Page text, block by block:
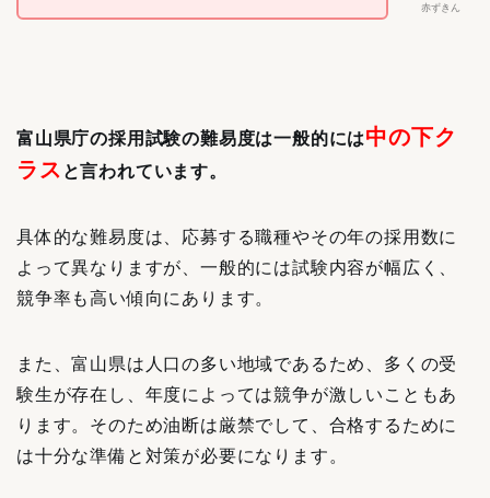
赤ずきん
富山県庁の採用試験の難易度は一般的には中の下ク
ラス と言われています。
具体的な難易度は、応募する職種やその年の採用数に
よって異なりますが、一般的には試験内容が幅広く、
競争率も高い傾向にあります。
また、富山県は人口の多い地域であるため、多くの受
験生が存在し、年度によっては競争が激しいこともあ
ります。そのため油断は厳禁でして、合格するために
は十分な準備と対策が必要になります。